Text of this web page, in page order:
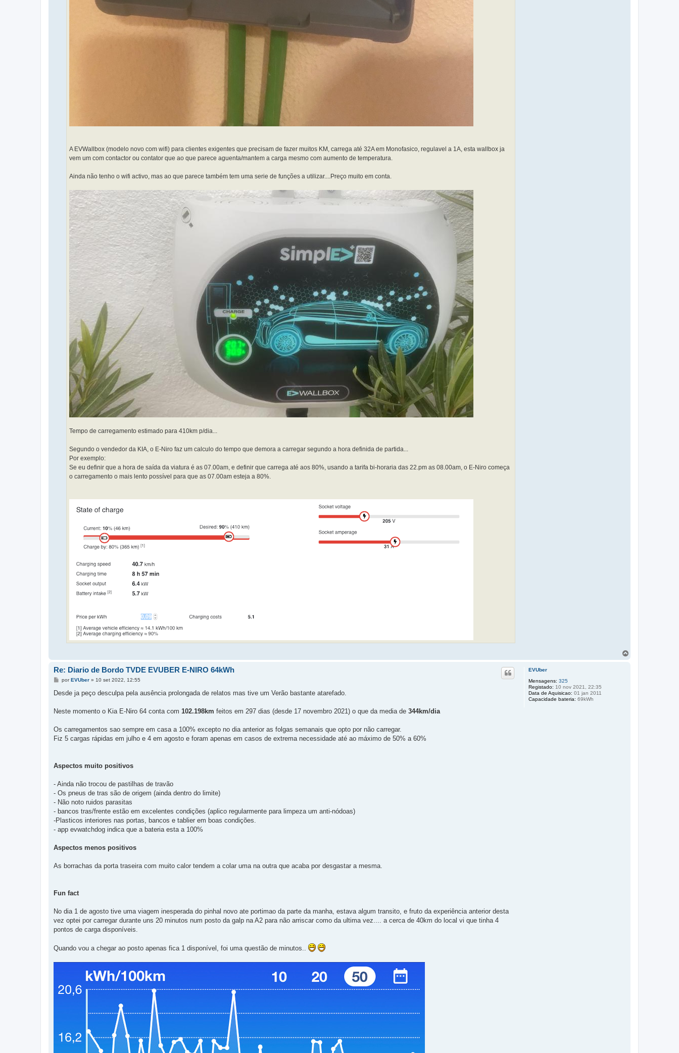
A EVWallbox (modelo novo com wifi) para clientes exigentes que precisam de fazer muitos KM, carrega até 32A em Monofasico, regulavel a 1A, esta wallbox ja
vem um com contactor ou contator que ao que parece aguenta/mantem a carga mesmo com aumento de temperatura.
Ainda não tenho o wifi activo, mas ao que parece também tem uma serie de funções a utilizar....Preço muito em conta.
Tempo de carregamento estimado para 410km p/dia...
Segundo o vendedor da KIA, o E-Niro faz um calculo do tempo que demora a carregar segundo a hora definida de partida...
Por exemplo:
Se eu definir que a hora de saída da viatura é as 07.00am, e definir que carrega até aos 80%, usando a tarifa bi-horaria das 22.pm as 08.00am, o E-Niro começa
o carregamento o mais lento possível para que as 07.00am esteja a 80%.
EVUber
Mensagens: 325
Registado: 10 nov 2021, 22:35
Data de Aquisicao: 01 jan 2011
Capacidade bateria: 69kWh
Re: Diario de Bordo TVDE EVUBER E-NIRO 64kWh
M
n
g
porEVUber» 10 set 2022, 12:55
Desde ja peço desculpa pela ausência prolongada de relatos mas tive um Verão bastante atarefado.
Neste momento o Kia E-Niro 64 conta com 102.198km feitos em 297 dias (desde 17 novembro 2021) o que da media de 344km/dia
Os carregamentos sao sempre em casa a 100% excepto no dia anterior as folgas semanais que opto por não carregar.
Fiz 5 cargas rápidas em julho e 4 em agosto e foram apenas em casos de extrema necessidade até ao máximo de 50% a 60%
Aspectos muito positivos
- Ainda não trocou de pastilhas de travão
- Os pneus de tras são de origem (ainda dentro do limite)
- Não noto ruidos parasitas
- bancos tras/frente estão em excelentes condições (aplico regularmente para limpeza um anti-nódoas)
-Plasticos interiores nas portas, bancos e tablier em boas condições.
- app evwatchdog indica que a bateria esta a 100%
Aspectos menos positivos
As borrachas da porta traseira com muito calor tendem a colar uma na outra que acaba por desgastar a mesma.
Fun fact
No dia 1 de agosto tive uma viagem inesperada do pinhal novo ate portimao da parte da manha, estava algum transito, e fruto da experiência anterior desta
vez optei por carregar durante uns 20 minutos num posto da galp na A2 para não arriscar como da ultima vez.... a cerca de 40km do local vi que tinha 4
pontos de carga disponíveis.
Quando vou a chegar ao posto apenas fica 1 disponível, foi uma questão de minutos..